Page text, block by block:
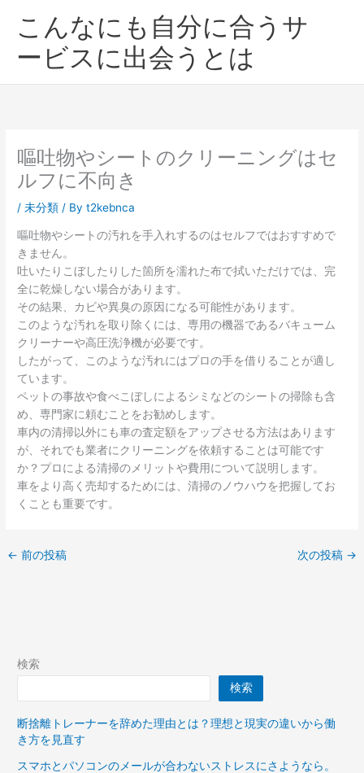
こんなにも自分に合うサ
ービスに出会うとは
嘔吐物やシートのクリーニングはセ
ルフに不向き
/未分類 / Byt2kebnca
嘔吐物やシートの汚れを手入れするのはセルフではおすすめで
きません。
吐いたりこぼしたりした箇所を濡れた布で拭いただけでは、完
全に乾燥しない場合があります。
その結果、カビや異臭の原因になる可能性があります。
このような汚れを取り除くには、専用の機器であるバキューム
クリーナーや高圧洗浄機が必要です。
したがって、このような汚れにはプロの手を借りることが適し
ています。
ペットの事故や食べこぼしによるシミなどのシートの掃除も含
め、専門家に頼むことをお勧めします。
車内の清掃以外にも車の査定額をアップさせる方法はあります
が、それでも業者にクリーニングを依頼することは可能です
か？プロによる清掃のメリットや費用について説明します。
車をより高く売却するためには、清掃のノウハウを把握してお
くことも重要です。
← 前の投稿 次の投稿 →
検索
検索
断捨離トレーナーを辞めた理由とは？理想と現実の違いから働
き方を見直す
スマホとパソコンのメールが合わないストレスにさようなら。